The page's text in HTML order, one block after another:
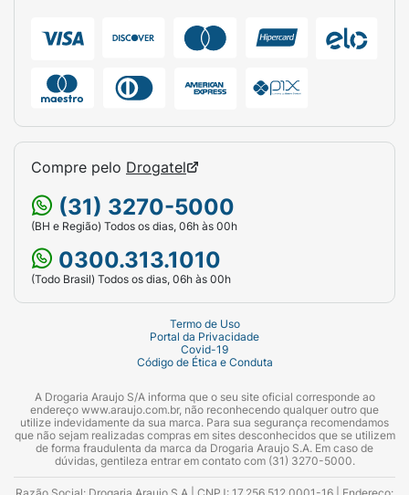
Compre pelo Drogatel
(31) 3270-5000
(BH e Região) Todos os dias, 06h às 00h
0300.313.1010
(Todo Brasil) Todos os dias, 06h às 00h
Termo de Uso
Portal da Privacidade
Covid-19
Código de Ética e Conduta
A Drogaria Araujo S/A informa que o seu site oficial corresponde ao
endereço www.araujo.com.br, não reconhecendo qualquer outro que
utilize indevidamente da sua marca. Para sua segurança recomendamos
que não sejam realizadas compras em sites desconhecidos que se utilizem
de forma fraudulenta da marca da Drogaria Araujo S.A. Em caso de
dúvidas, gentileza entrar em contato com (31) 3270-5000.